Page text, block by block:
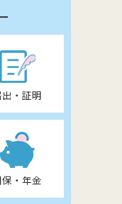
・証明
・年金